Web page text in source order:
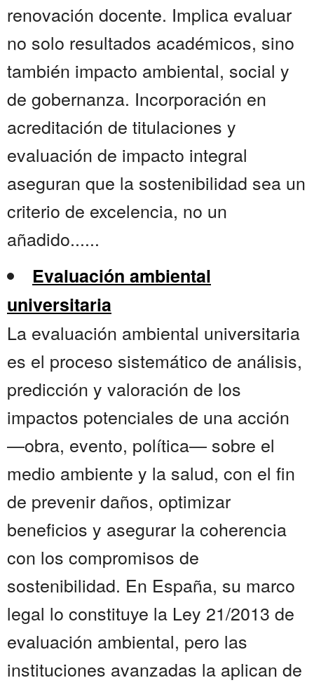
renovación docente. Implica evaluar
no solo resultados académicos, sino
también impacto ambiental, social y
de gobernanza. Incorporación en
acreditación de titulaciones y
evaluación de impacto integral
aseguran que la sostenibilidad sea un
criterio de excelencia, no un
añadido......
Evaluación ambiental
universitaria
La evaluación ambiental universitaria
es el proceso sistemático de análisis,
predicción y valoración de los
impactos potenciales de una acción
—obra, evento, política— sobre el
medio ambiente y la salud, con el fin
de prevenir daños, optimizar
beneficios y asegurar la coherencia
con los compromisos de
sostenibilidad. En España, su marco
legal lo constituye la Ley 21/2013 de
evaluación ambiental, pero las
instituciones avanzadas la aplican de